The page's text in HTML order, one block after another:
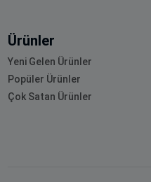
Ürünler
Yeni Gelen Ürünler
Popüler Ürünler
Çok Satan Ürünler